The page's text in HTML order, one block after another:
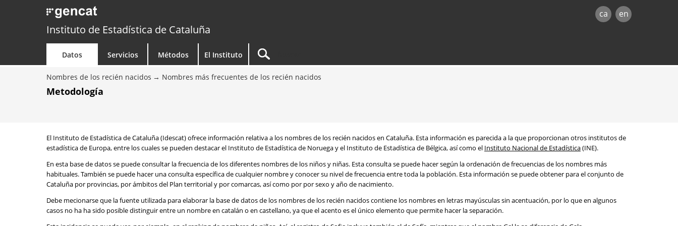
ca en
Instituto de Estadística de Cataluña
Datos Servicios Métodos El Instituto
Nombres de los recién nacidos Nombres más frecuentes de los recién nacidos
Metodología
El Instituto de Estadística de Cataluña (Idescat) ofrece información relativa a los nombres de los recién nacidos en Cataluña. Esta información es parecida a la que proporcionan otros institutos de
estadística de Europa, entre los cuales se pueden destacar el Instituto de Estadística de Noruega y el Instituto de Estadística de Bélgica, así como el Instituto Nacional de Estadística(INE).
En esta base de datos se puede consultar la frecuencia de los diferentes nombres de los niños y niñas. Esta consulta se puede hacer según la ordenación de frecuencias de los nombres más
habituales. También se puede hacer una consulta específica de cualquier nombre y conocer su nivel de frecuencia entre toda la población. Esta información se puede obtener para el conjunto de
Cataluña por provincias, por ámbitos del Plan territorial y por comarcas, así como por por sexo y año de nacimiento.
Debe mecionarse que la fuente utilizada para elaborar la base de datos de los nombres de los recién nacidos contiene los nombres en letras mayúsculas sin acentuación, por lo que en algunos
casos no ha ha sido posible distinguir entre un nombre en catalán o en castellano, ya que el acento es el único elemento que permite hacer la separación.